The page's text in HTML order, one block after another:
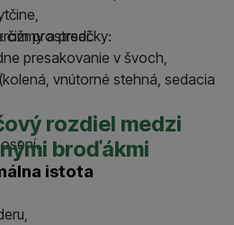
prostredí.
čižmy a prsačky:
presakovanie v švoch,
(kolená, vnútorné stehná, sedacia
rozdiel medzi
broďákmi
istota